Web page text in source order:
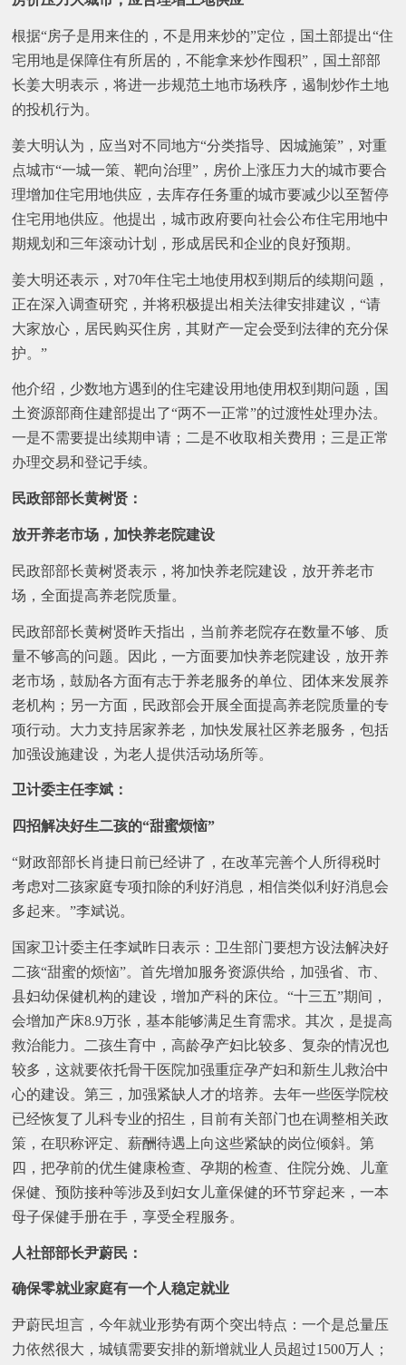
根据“房子是用来住的，不是用来炒的”定位，国土部提出“住
宅用地是保障住有所居的，不能拿来炒作囤积”，国土部部
长姜大明表示，将进一步规范土地市场秩序，遏制炒作土地
的投机行为。
姜大明认为，应当对不同地方“分类指导、因城施策”，对重
点城市“一城一策、靶向治理”，房价上涨压力大的城市要合
理增加住宅用地供应，去库存任务重的城市要减少以至暂停
住宅用地供应。他提出，城市政府要向社会公布住宅用地中
期规划和三年滚动计划，形成居民和企业的良好预期。
姜大明还表示，对70年住宅土地使用权到期后的续期问题，
正在深入调查研究，并将积极提出相关法律安排建议，“请
大家放心，居民购买住房，其财产一定会受到法律的充分保
护。”
他介绍，少数地方遇到的住宅建设用地使用权到期问题，国
土资源部商住建部提出了“两不一正常”的过渡性处理办法。
一是不需要提出续期申请；二是不收取相关费用；三是正常
办理交易和登记手续。
民政部部长黄树贤：
放开养老市场，加快养老院建设
民政部部长黄树贤表示，将加快养老院建设，放开养老市
场，全面提高养老院质量。
民政部部长黄树贤昨天指出，当前养老院存在数量不够、质
量不够高的问题。因此，一方面要加快养老院建设，放开养
老市场，鼓励各方面有志于养老服务的单位、团体来发展养
老机构；另一方面，民政部会开展全面提高养老院质量的专
项行动。大力支持居家养老，加快发展社区养老服务，包括
加强设施建设，为老人提供活动场所等。
卫计委主任李斌：
四招解决好生二孩的“甜蜜烦恼”
“财政部部长肖捷日前已经讲了，在改革完善个人所得税时
考虑对二孩家庭专项扣除的利好消息，相信类似利好消息会
多起来。”李斌说。
国家卫计委主任李斌昨日表示：卫生部门要想方设法解决好
二孩“甜蜜的烦恼”。首先增加服务资源供给，加强省、市、
县妇幼保健机构的建设，增加产科的床位。“十三五”期间，
会增加产床8.9万张，基本能够满足生育需求。其次，是提高
救治能力。二孩生育中，高龄孕产妇比较多、复杂的情况也
较多，这就要依托骨干医院加强重症孕产妇和新生儿救治中
心的建设。第三，加强紧缺人才的培养。去年一些医学院校
已经恢复了儿科专业的招生，目前有关部门也在调整相关政
策，在职称评定、薪酬待遇上向这些紧缺的岗位倾斜。第
四，把孕前的优生健康检查、孕期的检查、住院分娩、儿童
保健、预防接种等涉及到妇女儿童保健的环节穿起来，一本
母子保健手册在手，享受全程服务。
人社部部长尹蔚民：
确保零就业家庭有一个人稳定就业
尹蔚民坦言，今年就业形势有两个突出特点：一个是总量压
力依然很大，城镇需要安排的新增就业人员超过1500万人；